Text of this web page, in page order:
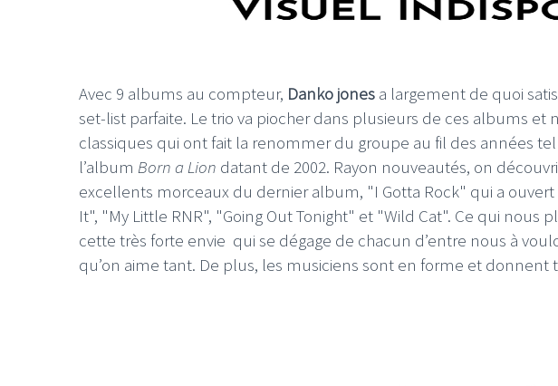
Avec 9 albums au compteur, Danko jones a largement de quoi
set-list parfaite. Le trio va piocher dans plusieurs de ces albums
classiques qui ont fait la renommer du groupe au fil des années
l’album Born a Lion datant de 2002. Rayon nouveautés, on
excellents morceaux du dernier album, "I Gotta Rock" qui a ouvert
It", "My Little RNR", "Going Out Tonight" et "Wild Cat". Ce qui nous
cette très forte envie qui se dégage de chacun d’entre nous à
qu’on aime tant. De plus, les musiciens sont en forme et